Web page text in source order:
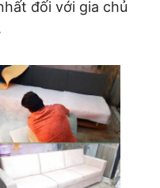
đối với gia chủ